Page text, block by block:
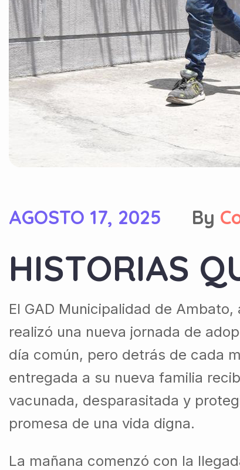
AGOSTO 17, 2025 By
HISTORIAS
El GAD Municipalidad de
realizó una nueva jornada de
día común, pero detrás de cada
entregada a su nueva familia
vacunada, desparasitada y
promesa de una vida digna.
La mañana comenzó con la